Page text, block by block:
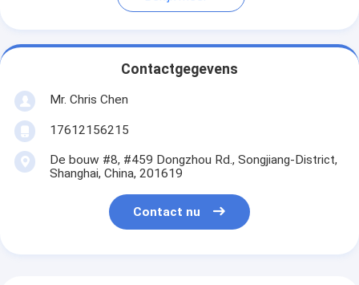
Contactgegevens
Mr. Chris Chen
17612156215
De bouw #8, #459 Dongzhou Rd., Songjiang-District,
Shanghai, China, 201619
Contact nu